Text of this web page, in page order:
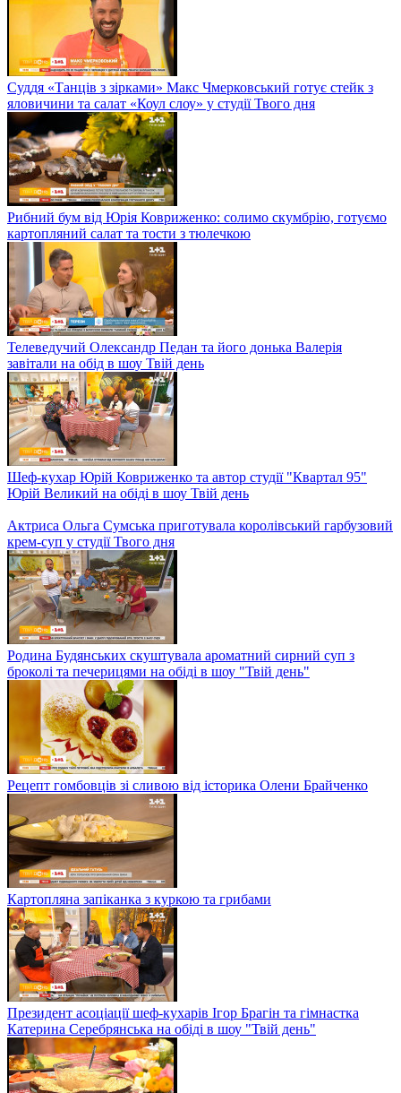
Англійський цибулевий суп та яблучний крамбл від Люсі
Варнави
На кухні "Твого дня" Володимир Ташаєв вражатиме осіннім
ризото з грибами та ваніллю
Суддя «Танців з зірками» Макс Чмерковський готує стейк з
яловичини та салат «Коул слоу» у студії Твого дня
Рибний бум від Юрія Ковриженко: солимо скумбрію, готуємо
картопляний салат та тости з тюлечкою
Телеведучий Олександр Педан та його донька Валерія
завітали на обід в шоу Твій день
Шеф-кухар Юрій Ковриженко та автор студії "Квартал 95"
Юрій Великий на обіді в шоу Твій день
Актриса Ольга Сумська приготувала королівський гарбузовий
крем-суп у студії Твого дня
Родина Будянських скуштувала ароматний сирний суп з
броколі та печерицями на обіді в шоу "Твій день"